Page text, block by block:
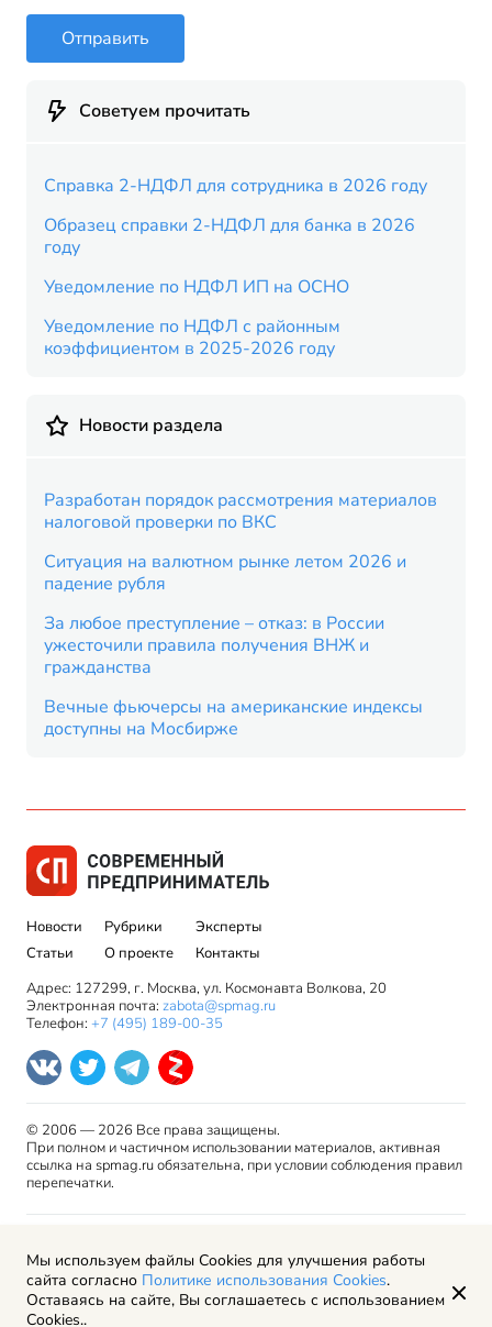
Отправить
Советуем прочитать
Справка 2-НДФЛ для сотрудника в 2026 году
Образец справки 2-НДФЛ для банка в 2026
году
Уведомление по НДФЛ ИП на ОСНО
Уведомление по НДФЛ с районным
коэффициентом в 2025-2026 году
Новости раздела
Разработан порядок рассмотрения материалов
налоговой проверки по ВКС
Ситуация на валютном рынке летом 2026 и
падение рубля
За любое преступление – отказ: в России
ужесточили правила получения ВНЖ и
гражданства
Вечные фьючерсы на американские индексы
доступны на Мосбирже
Новости
Статьи
Рубрики
О проекте
Эксперты
Контакты
Адрес: 127299, г. Москва, ул. Космонавта Волкова, 20
Электронная почта: zabota@spmag.ru
Телефон: +7 (495) 189-00-35
© 2006 — 2026 Все права защищены.
При полном и частичном использовании материалов, активная
ссылка на spmag.ru обязательна, при условии соблюдения правил
перепечатки.
права
Пользовательское соглашение
Политика обработки персональных данных
Рекламодателям
Мы используем файлы Cookies для улучшения работы
сайта согласно Политике использования Cookies.
Оставаясь на сайте, Вы соглашаетесь с использованием
Cookies..